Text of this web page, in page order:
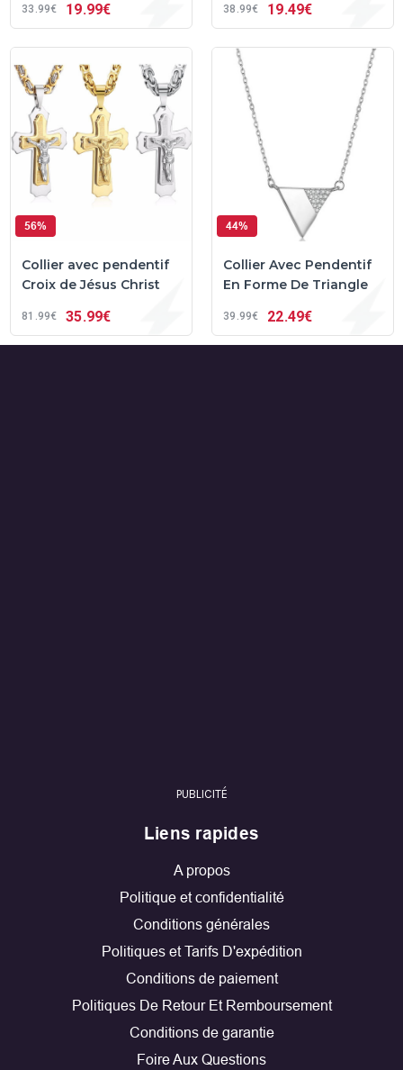
33 99€ 19 99€ 38 99€ 19 49€
56%
Collier avec pendentif
Croix de Jésus Christ
81 99€ 35 99€
44%
Collier Avec Pendentif
En Forme De Triangle
39 99€ 22 49€
PUBLICITÉ
Liens rapides
A propos
Politique et confidentialité
Conditions générales
Politiques et Tarifs D'expédition
Conditions de paiement
Politiques De Retour Et Remboursement
Conditions de garantie
Foire Aux Questions